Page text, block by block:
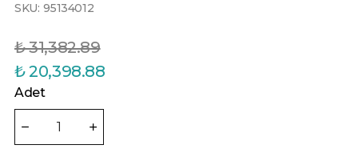
SKU: 95134012
₺ 31,382.89
₺ 20,398.88
Adet